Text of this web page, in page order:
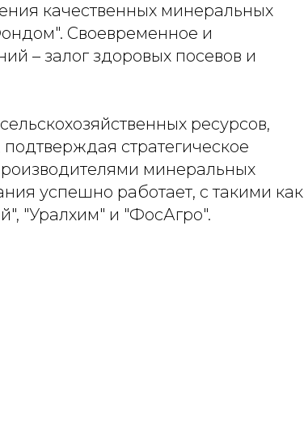
качественных минеральных
Своевременное и
– залог здоровых посевов и
ресурсов,
стратегическое
минеральных
успешно работает, с такими как
"Уралхим" и "ФосАгро".